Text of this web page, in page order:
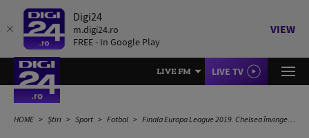
Digi24
m.digi24.ro
FREE - In Google Play
VIEW
LIVE FM LIVE TV
HOME Știri Sport Fotbal Finala Europa League 2019. Chelsea învinge Arsenal și câștigă trofeul pentru a doua oară